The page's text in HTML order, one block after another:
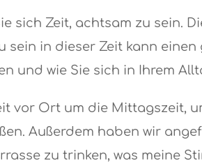
sich Zeit, achtsam zu sein.
in dieser Zeit kann einen
und wie Sie sich in Ihrem
vor Ort um die Mittagszeit,
Außerdem haben wir
zu trinken, was meine